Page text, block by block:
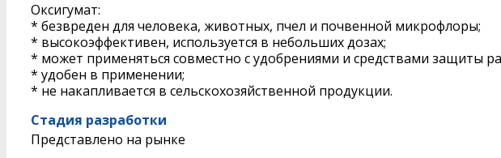
Оксигумат:
* безвреден для человека, животных, пчел и почвенной микрофлоры;
* высокоэффективен, используется в небольших дозах;
* может применяться совместно с удобрениями и средствами защиты
* удобен в применении;
* не накапливается в сельскохозяйственной продукции.
Стадия разработки
Представлено на рынке